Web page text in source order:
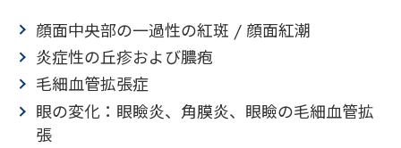
顔面中央部の一過性の紅斑 / 顔面紅潮
炎症性の丘疹および膿疱
毛細血管拡張症
眼の変化：眼瞼炎、角膜炎、眼瞼の毛細血管拡
張